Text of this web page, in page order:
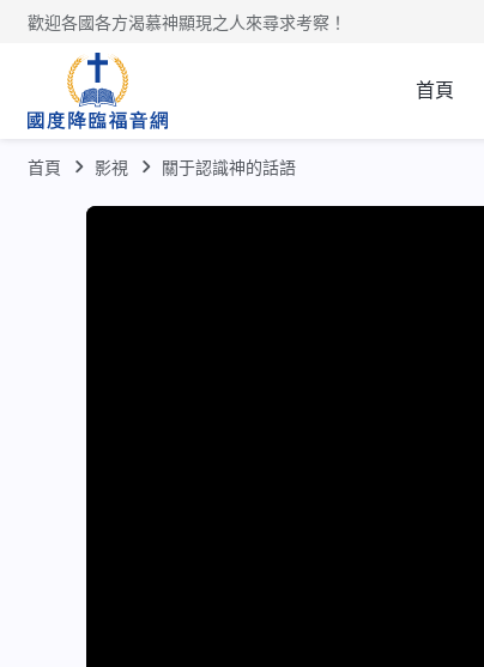
歡迎各國各方渴慕神顯現之人來尋求考察！
首頁
首頁 影視 關于認識神的話語